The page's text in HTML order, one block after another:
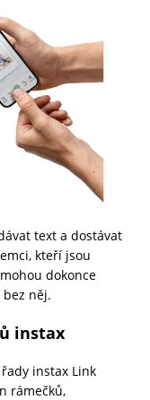
text a dostávat
kteří jsou
dokonce
něj.
instax
instax Link
rámečků,